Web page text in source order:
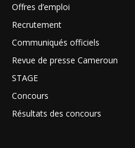
Offres d’emploi
Recrutement
Communiqués officiels
Revue de presse Cameroun
STAGE
Concours
Résultats des concours